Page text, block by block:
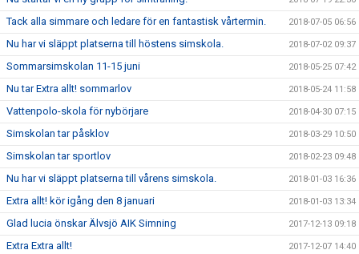
Tack alla simmare och ledare för en fantastisk vårtermin. 2018-07-05 06:56
Nu har vi släppt platserna till höstens simskola. 2018-07-02 09:37
Sommarsimskolan 11-15 juni 2018-05-25 07:42
Nu tar Extra allt! sommarlov 2018-05-24 11:58
Vattenpolo-skola för nybörjare 2018-04-30 07:15
Simskolan tar påsklov 2018-03-29 10:50
Simskolan tar sportlov 2018-02-23 09:48
Nu har vi släppt platserna till vårens simskola. 2018-01-03 16:36
Extra allt! kör igång den 8 januari 2018-01-03 13:34
Glad lucia önskar Älvsjö AIK Simning 2017-12-13 09:18
Extra Extra allt! 2017-12-07 14:40